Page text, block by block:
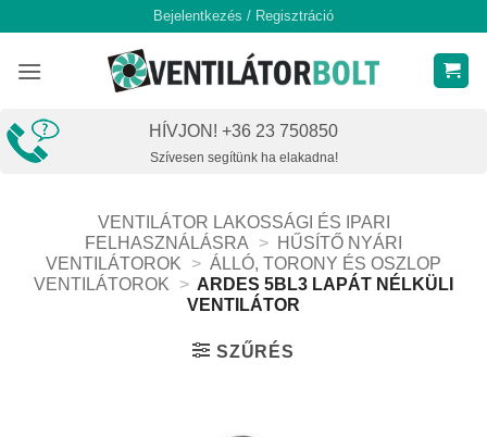
content
Bejelentkezés / Regisztráció
HÍVJON! +36 23 750850
Szívesen segítünk ha elakadna!
VENTILÁTOR LAKOSSÁGI ÉS IPARI
FELHASZNÁLÁSRA
>
HŰSÍTŐ NYÁRI
VENTILÁTOROK
> ÁLLÓ, TORONY ÉS OSZLOP
VENTILÁTOROK
> ARDES 5BL3 LAPÁT NÉLKÜLI
VENTILÁTOR
SZŰRÉS